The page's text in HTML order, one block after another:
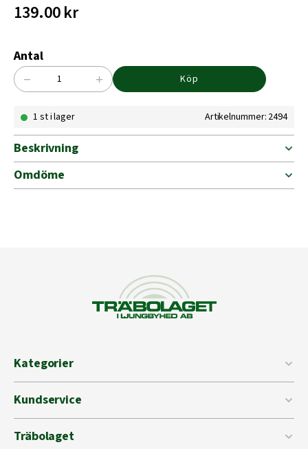
139.00kr
Antal
Pinjebark
15
50
mängd
− + Köp
1 st i lager Artikelnummer: 2494
Beskrivning
Omdöme
Kategorier
Kundservice
Träbolaget